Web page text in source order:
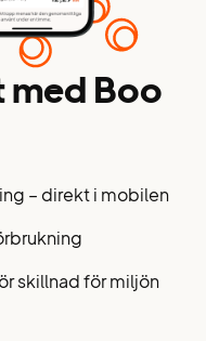
med Boo
– direkt i mobilen
skillnad för miljön